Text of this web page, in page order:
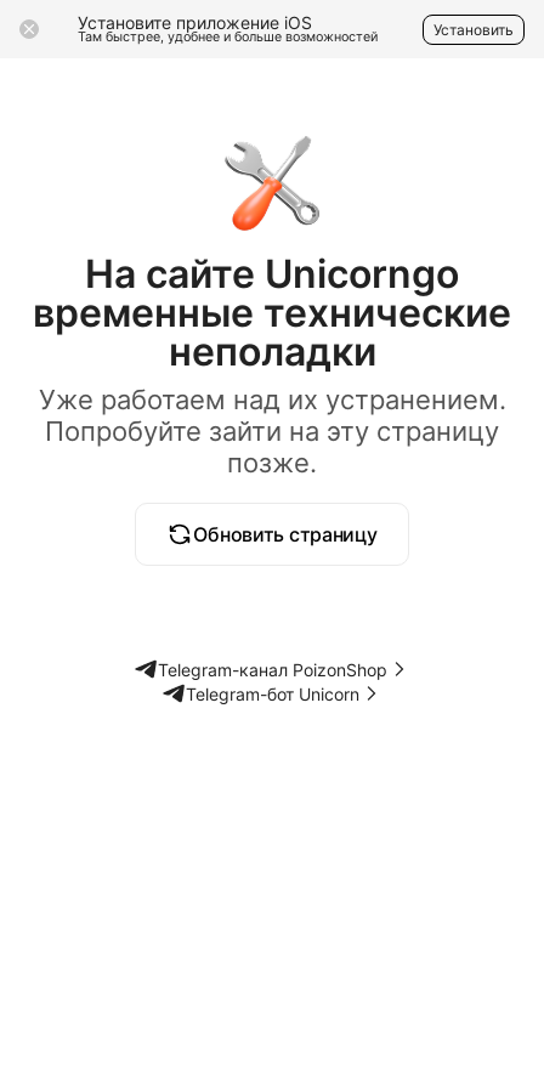
Установите приложение iOS
Там быстрее, удобнее и больше возможностей Установить
На сайте Unicorngo
временные технические
неполадки
Уже работаем над их устранением.
Попробуйте зайти на эту страницу
позже.
Обновить страницу
Telegram-канал PoizonShop
Telegram-бот Unicorn